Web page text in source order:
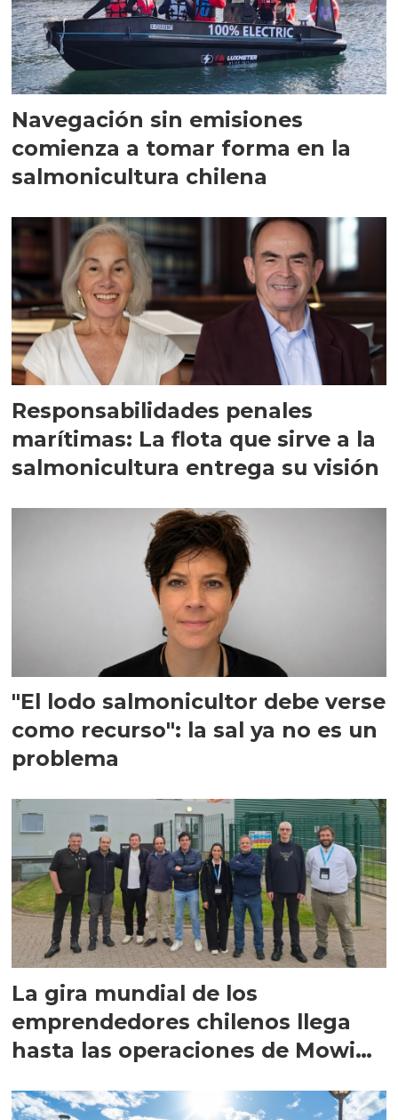
Navegación sin emisiones
comienza a tomar forma en la
salmonicultura chilena
Responsabilidades penales
marítimas: La flota que sirve a la
salmonicultura entrega su visión
"El lodo salmonicultor debe verse
como recurso": la sal ya no es un
problema
La gira mundial de los
emprendedores chilenos llega
hasta las operaciones de Mowi